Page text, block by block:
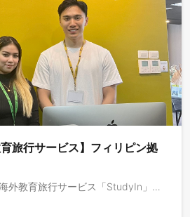
育旅行サービス】フィリピン拠
■求人概要 国内No.1の海外教育旅行サービス「StudyIn」で活躍するフィリピン拠点の責任者候補、もしくは拠点メンバーを募集します。 ■業務イメージ 海外教育旅行サービスのフィリピン拠点での事業開発、事業企画を担当いただきます。 動画メディアを共通基盤として海外事業を急成長させている株式会社ブルードは、取扱高を三桁億から四桁億へスケールするフェーズにいます。自己資本経営、取扱高約三桁億、営業利益一桁億、日本最大級の教育旅行サービスを運営しており、これから世界で教育旅行サービスの垂直統合モデルを実現し、世界で最も人々のライフチェンジをサポートする企業になりたいと考えています。 ■求人概要 現在、教育旅行サービスでは、留学前・中・後で一気通貫のサービス提供を強固にすべく、留学中に当たる海外拠点の立ち上げを積極的に行っています。現地では、顧客を直接サポートするサービスや、仕事、住まい、コミュニティ、ビザなどのサポートのみならず、学校法人に向けた新しい教育体験プログラムの開発を現地の教育機関と協業で行います。 フィリピンでの事業開発、事業企画、組織構築、組織マネジメントなど、事業をスケールさせる上で必要な業務を任せ、非連続な成長を推進していただきます。 ■仕事イメージ - 現地でのカスタマーサポート機能を構築 - 仕事、住まい、ビザサポートサービスの開発 - 教育体験プログラムの開発 - 組織構築、マネジメント ■顧客のイメージ 対象顧客は、日本からフィリピンに留学、または研修をする個人・企業・学校団体の顧客です。現地での住まいや語学やアクティビティサービス提供を行います。 拠点責任者とメンバーで議論をしながらPDCAを回し、事業開発を推進いただきます。 ■期待する役割 フィリピン拠点の立ち上げと事業開発をお任せたいたします。事業責任者もしくはメンバーとして、顧客ニーズを策定し、各サービスの開発、サービス提供の推進、業績につながる成果の創出を行っていただきます。 サービス立ち上げ後は、現地採用から組織構築、マネジメントまで、事業開発と組織開発をどちらも推進していただきます。